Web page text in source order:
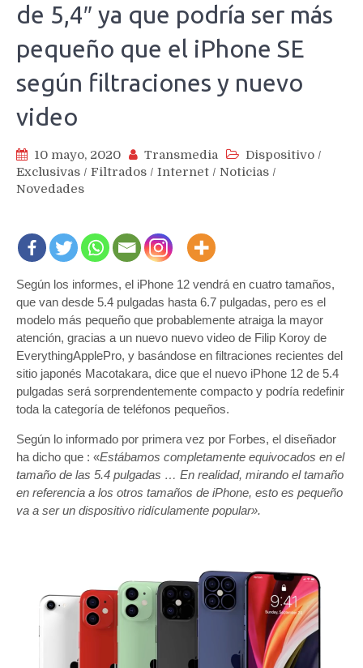
de 5,4″ ya que podría ser más
pequeño que el iPhone SE
según filtraciones y nuevo
video
10 mayo, 2020 Transmedia Dispositivo /
Exclusivas / Filtrados / Internet / Noticias /
Novedades
Según los informes, el iPhone 12 vendrá en cuatro tamaños,
que van desde 5.4 pulgadas hasta 6.7 pulgadas, pero es el
modelo más pequeño que probablemente atraiga la mayor
atención, gracias a un nuevo nuevo video de Filip Koroy de
EverythingApplePro, y basándose en filtraciones recientes del
sitio japonés Macotakara, dice que el nuevo iPhone 12 de 5.4
pulgadas será sorprendentemente compacto y podría redefinir
toda la categoría de teléfonos pequeños.
Según lo informado por primera vez por Forbes, el diseñador
ha dicho que : «Estábamos completamente equivocados en el
tamaño de las 5.4 pulgadas … En realidad, mirando el tamaño
en referencia a los otros tamaños de iPhone, esto es pequeño
va a ser un dispositivo ridículamente popular».